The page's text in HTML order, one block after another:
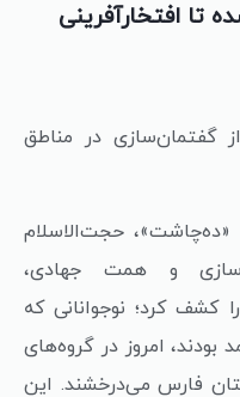
تا افتخارآفرینی
گفتمان‌سازی در مناطق
«ده‌چاشت»، حجت‌الاسلام
و همت جهادی،
کشف کرد؛ نوجوانانی که
بودند، امروز در گروه‌های
فارس می‌درخشند. این